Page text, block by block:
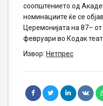
соопштението од
номинациите ќе се
Церемонијата на 87–
февруари во Кодак
Извор: Нетпрес